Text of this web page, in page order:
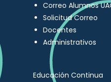
Correo Alumnos
Solicitud Correo
Docentes
Administrativos
Educación Continua